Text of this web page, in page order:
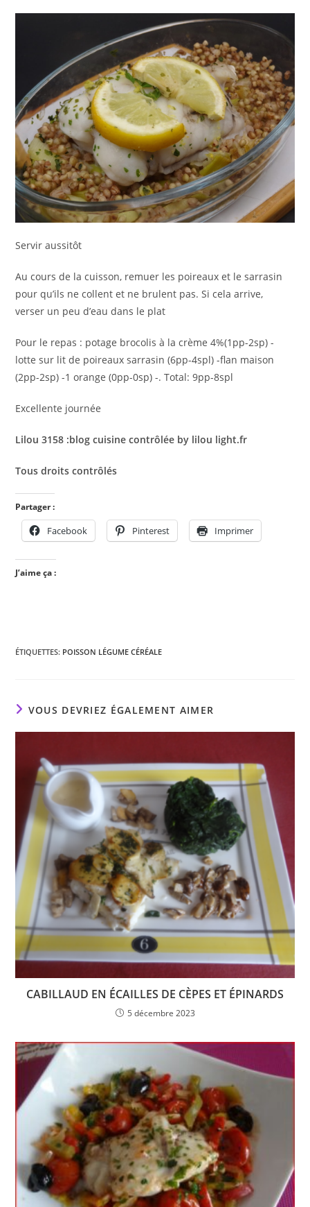
Servir aussitôt
Au cours de la cuisson, remuer les poireaux et le sarrasin
pour qu’ils ne collent et ne brulent pas. Si cela arrive,
verser un peu d’eau dans le plat
Pour le repas : potage brocolis à la crème 4%(1pp-2sp) -
lotte sur lit de poireaux sarrasin (6pp-4spl) -flan maison
(2pp-2sp) -1 orange (0pp-0sp) -. Total: 9pp-8spl
Excellente journée
Lilou 3158 :blog cuisine contrôlée by lilou light.fr
Tous droits contrôlés
Partager :
Facebook Pinterest Imprimer
J’aime ça :
ÉTIQUETTES: POISSON LÉGUME CÉRÉALE
VOUS DEVRIEZ ÉGALEMENT AIMER
CABILLAUD EN ÉCAILLES DE CÈPES ET ÉPINARDS
5 décembre 2023